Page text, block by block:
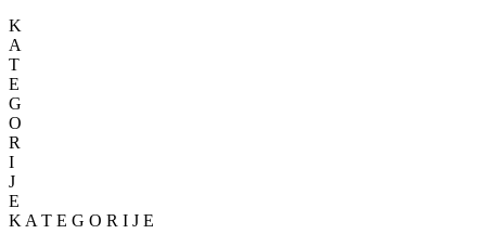
K
A
T
E
G
O
R
I
J
E
K A T E G O R I J E